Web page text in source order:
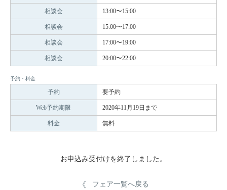
相談会 13:00〜15:00
相談会 15:00〜17:00
相談会 17:00〜19:00
相談会 20:00〜22:00
予約・料金
予約 要予約
Web予約期限 2020年11月19日まで
料金 無料
お申込み受付けを終了しました。
フェア一覧へ戻る